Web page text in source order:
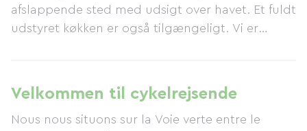
afslappende sted med udsigt over havet. Et fuldt
udstyret køkken er også tilgængeligt. Vi er
Plage, 6 km fra Berck-sur-Mer og 11 km fra
Montreuil-sur-Mer. Vores badeby er fredelig og
rolig. Vi nyder en exceptionel, naturlig
Velkommen til cykelrejsende
Nous nous situons sur la Voie verte entre le